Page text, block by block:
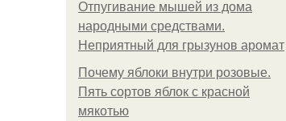
Отпугивание мышей из дома
народными средствами.
Неприятный для грызунов аромат
Почему яблоки внутри розовые.
Пять сортов яблок с красной
мякотью